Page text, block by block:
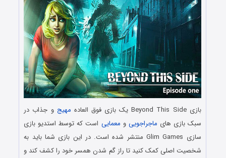
بازی Beyond This Side یک بازی فوق العاده مهیج و جذاب در
سبک بازی های ماجراجویی و معمایی است که توسط استدیو بازی
سازی Glim Games منتشر شده است. در این بازی شما باید به
شخصیت اصلی کمک کنید تا راز گم شدن همسر خود را کشف کند و